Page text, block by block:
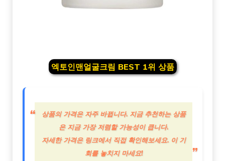
엑토인맨얼굴크림 BEST 1위 상품
상품의 가격은 자주 바뀝니다. 지금 추천하는 상품
은 지금 가장 저렴할 가능성이 큽니다.
자세한 가격은 링크에서 직접 확인해보세요. 이 기
회를 놓치지 마세요!